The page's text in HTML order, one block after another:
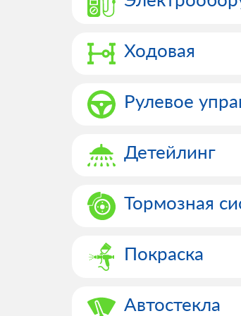
Ходовая
Рулевое
Детейлинг
Тормозная
Покраска
Автостекла